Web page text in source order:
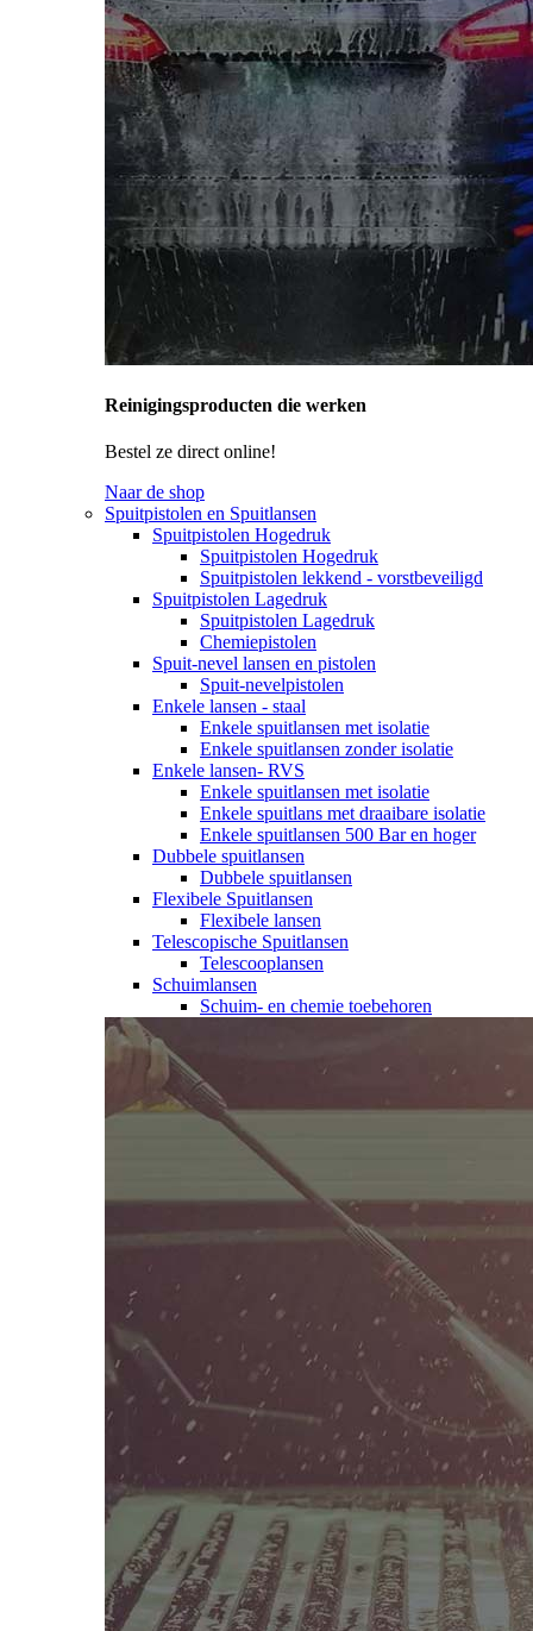
Reinigingsproducten die werken
Bestel ze direct online!
Naar de shop
Spuitpistolen en Spuitlansen
Spuitpistolen Hogedruk
Spuitpistolen Hogedruk
Spuitpistolen lekkend - vorstbeveiligd
Spuitpistolen Lagedruk
Spuitpistolen Lagedruk
Chemiepistolen
Spuit-nevel lansen en pistolen
Spuit-nevelpistolen
Enkele lansen - staal
Enkele spuitlansen met isolatie
Enkele spuitlansen zonder isolatie
Enkele lansen- RVS
Enkele spuitlansen met isolatie
Enkele spuitlans met draaibare isolatie
Enkele spuitlansen 500 Bar en hoger
Dubbele spuitlansen
Dubbele spuitlansen
Flexibele Spuitlansen
Flexibele lansen
Telescopische Spuitlansen
Telescooplansen
Schuimlansen
Schuim- en chemie toebehoren